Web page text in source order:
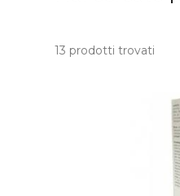
13 prodotti trovati